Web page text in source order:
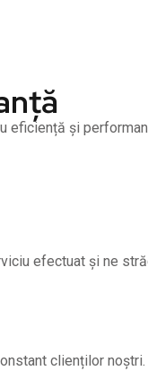
eficiență și
efectuat și ne
clienților noștri.